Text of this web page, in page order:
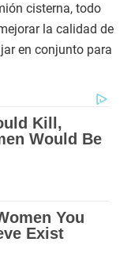
cisterna, todo
la calidad de
en conjunto para